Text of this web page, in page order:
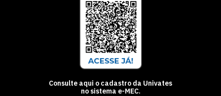
Consulte aqui o cadastro da Univates
no sistema e-MEC.